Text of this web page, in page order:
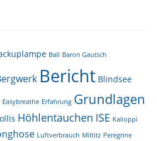
Bali Baron Gautsch
Bericht Blindsee
Easybreathe Erfahrung Grundlagen
Höhlentauchen ISE Kalioppi
Luftverbrauch Miltitz Peregrine